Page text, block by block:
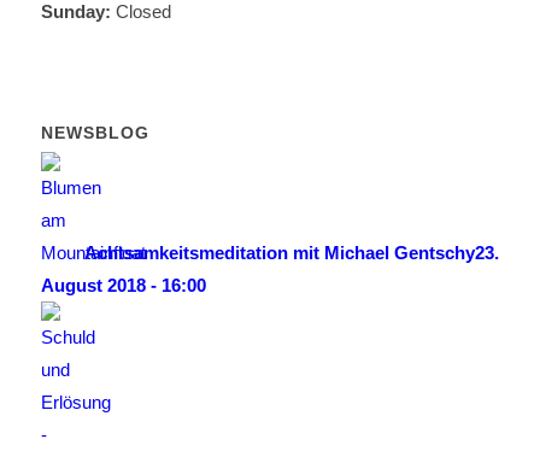
Sunday: Closed
NEWSBLOG
Achtsamkeitsmeditation mit Michael Gentschy23.
August 2018 - 16:00